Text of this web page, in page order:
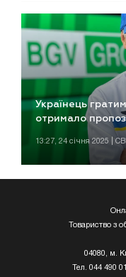
Українець
отримало
13:27, 24 січня 2025 |
Товариство з
04080, м.
Тел. 044 490